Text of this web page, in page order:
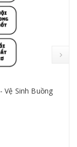
Vệ Sinh Buồng